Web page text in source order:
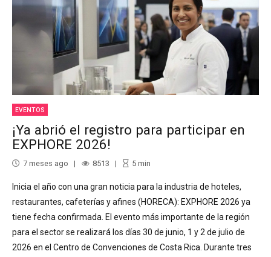
EVENTOS
¡Ya abrió el registro para participar en
EXPHORE 2026!
7 meses ago 8513 5min
Inicia el año con una gran noticia para la industria de hoteles,
restaurantes, cafeterías y afines (HORECA): EXPHORE 2026 ya
tiene fecha confirmada. El evento más importante de la región
para el sector se realizará los días 30 de junio, 1 y 2 de julio de
2026 en el Centro de Convenciones de Costa Rica. Durante tres